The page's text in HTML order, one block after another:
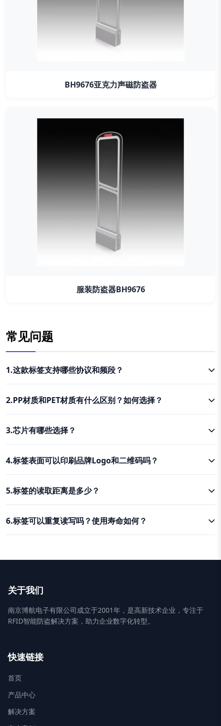
BH9676亚克力声磁防盗器
服装防盗器BH9676
常见问题
1.这款标签支持哪些协议和频段？
2.PP材质和PET材质有什么区别？如何选择？
3.芯片有哪些选择？
4.标签表面可以印刷品牌Logo和二维码吗？
5.标签的读取距离是多少？
6.标签可以重复读写吗？使用寿命如何？
关于我们
南京博航电子有限公司成立于2001年，是高新技术企业，专注于
RFID智能防盗解决方案，助力企业数字化转型。
快速链接
首页
产品中心
解决方案